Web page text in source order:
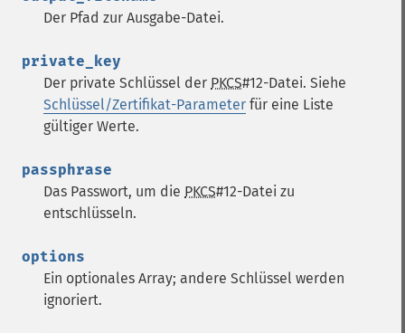
Der Pfad zur Ausgabe-Datei.
private_key
Der private Schlüssel der PKCS#12-Datei. Siehe
Schlüssel/Zertifikat-Parameter für eine Liste
gültiger Werte.
passphrase
Das Passwort, um die PKCS#12-Datei zu
entschlüsseln.
options
Ein optionales Array; andere Schlüssel werden
ignoriert.